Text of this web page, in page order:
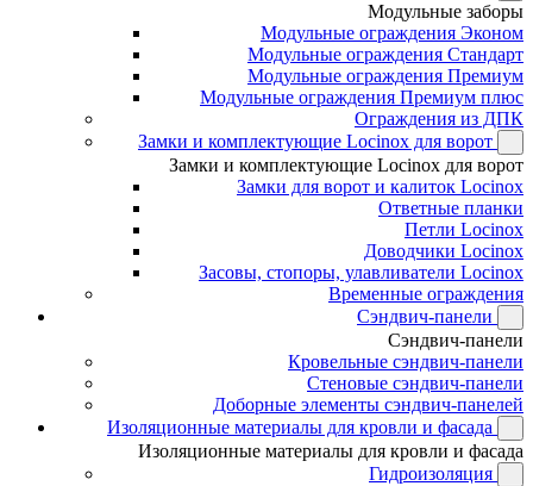
Модульные заборы
Модульные ограждения Эконом
Модульные ограждения Стандарт
Модульные ограждения Премиум
Модульные ограждения Премиум плюс
Ограждения из ДПК
Замки и комплектующие Locinox для ворот
Замки и комплектующие Locinox для ворот
Замки для ворот и калиток Locinox
Ответные планки
Петли Locinox
Доводчики Locinox
Засовы, стопоры, улавливатели Locinox
Временные ограждения
Сэндвич-панели
Сэндвич-панели
Кровельные сэндвич-панели
Стеновые сэндвич-панели
Доборные элементы сэндвич-панелей
Изоляционные материалы для кровли и фасада
Изоляционные материалы для кровли и фасада
Гидроизоляция